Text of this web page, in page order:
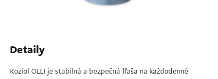
Detaily
Koziol OLLI je stabilná a bezpečná fľaša na každodenné